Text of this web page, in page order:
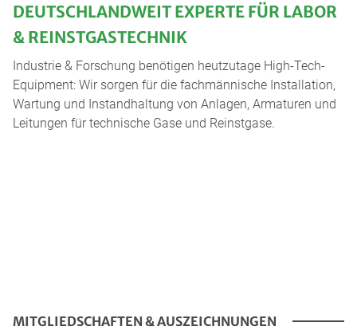
DEUTSCHLANDWEIT EXPERTE FÜR LABOR
& REINSTGASTECHNIK
Industrie & Forschung benötigen heutzutage High-Tech-
Equipment: Wir sorgen für die fachmännische Installation,
Wartung und Instandhaltung von Anlagen, Armaturen und
Leitungen für technische Gase und Reinstgase.
MITGLIEDSCHAFTEN & AUSZEICHNUNGEN